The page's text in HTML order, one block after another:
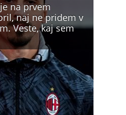
na prvem
naj ne pridem v
Veste, kaj sem